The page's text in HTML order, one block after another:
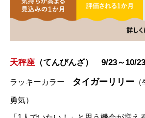
天秤座 （てんびんざ） 9/23～10/
ラッキーカラー タイガーリリー
勇気）